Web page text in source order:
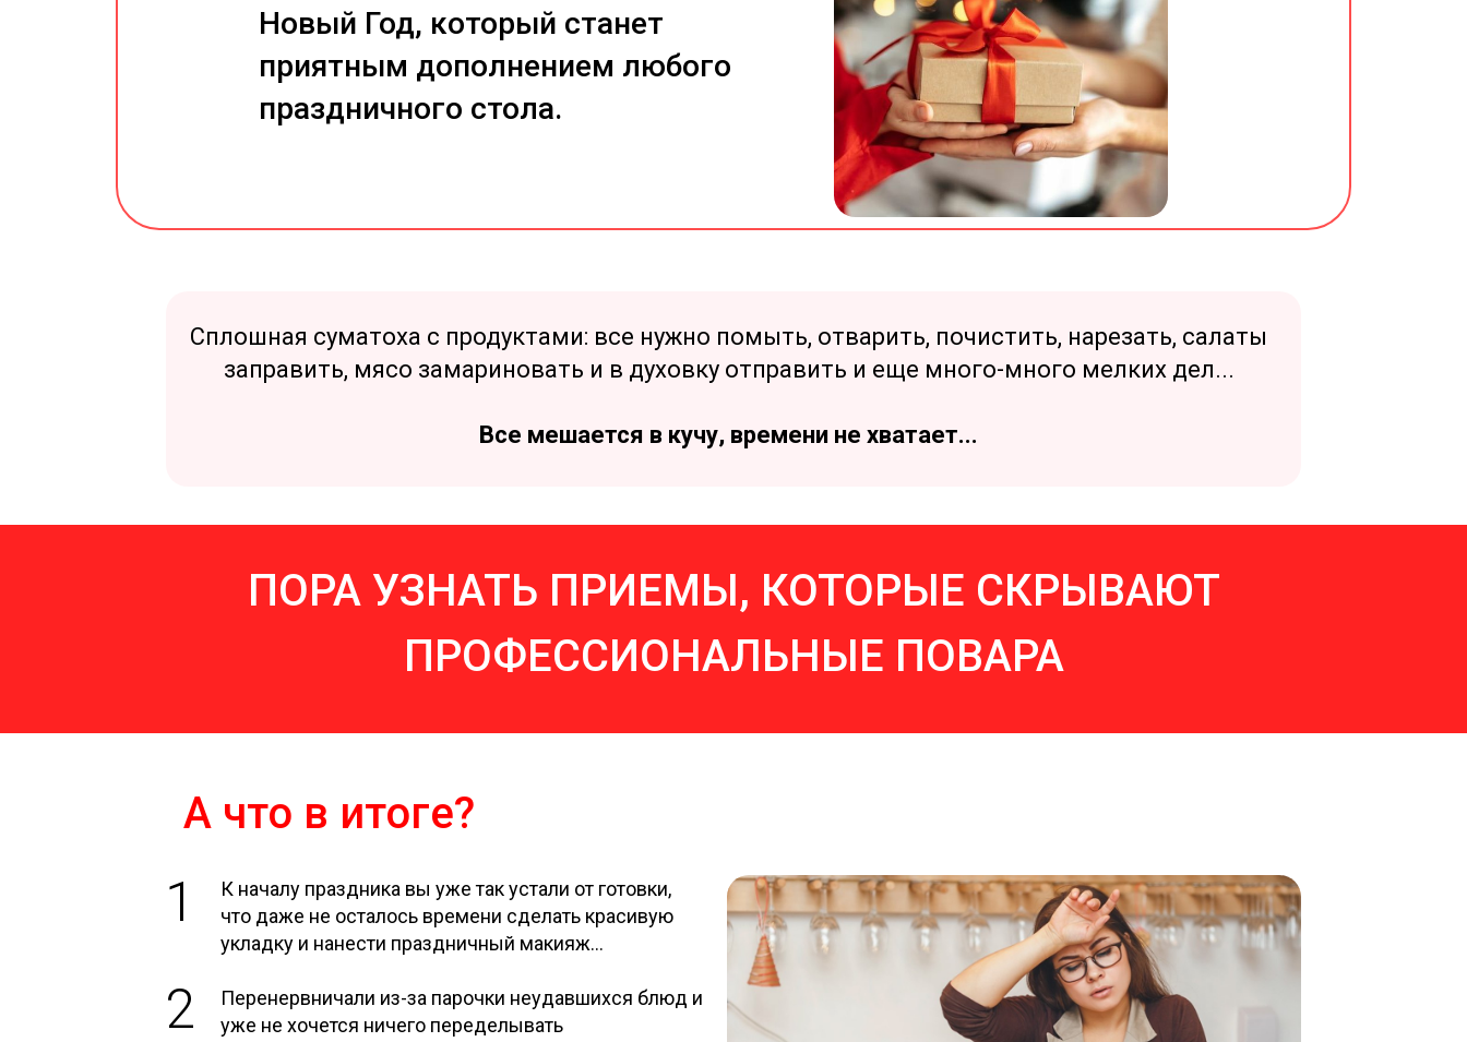
Новый Год, который станет
приятным дополнением любого
праздничного стола.
Сплошная суматоха с продуктами: все нужно помыть, отварить, почистить, нарезать, салаты
заправить, мясо замариновать и в духовку отправить и еще много-много мелких дел...
Все мешается в кучу, времени не хватает...
ПОРА УЗНАТЬ ПРИЕМЫ, КОТОРЫЕ СКРЫВАЮТ
ПРОФЕССИОНАЛЬНЫЕ ПОВАРА
К началу праздника вы уже так устали от готовки,
что даже не осталось времени сделать красивую
укладку и нанести праздничный макияж...
Перенервничали из-за парочки неудавшихся блюд и
уже не хочется ничего переделывать
А что в итоге?
1
2